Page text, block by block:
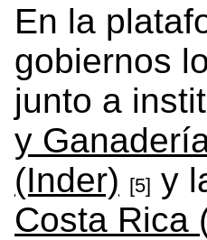
En la
gobiernos
junto a
y
(Inder) [5] y
Costa Rica